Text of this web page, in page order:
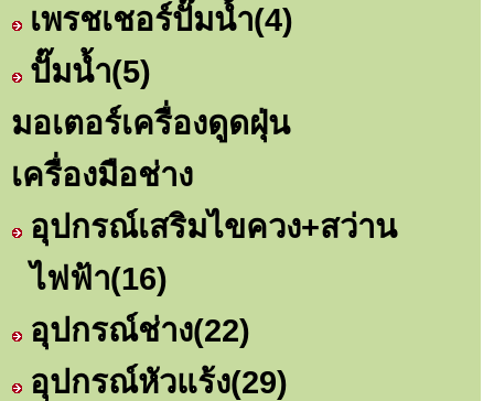
เพรชเชอร์ปั๊มน้ำ(4)
ปั๊มน้ำ(5)
มอเตอร์เครื่องดูดฝุ่น
เครื่องมือช่าง
อุปกรณ์เสริมไขควง+สว่าน
ไฟฟ้า(16)
อุปกรณ์ช่าง(22)
อุปกรณ์หัวแร้ง(29)